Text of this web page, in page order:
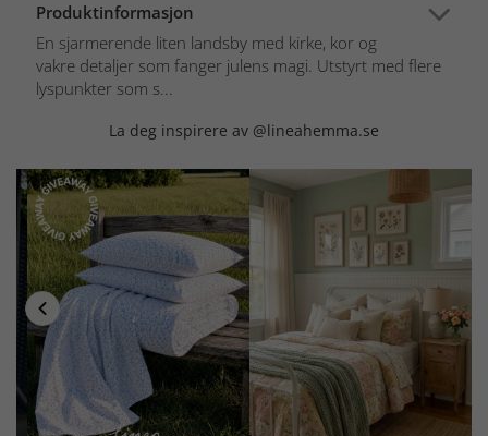
Produktinformasjon
En sjarmerende liten landsby med kirke, kor og
vakre detaljer som fanger julens magi. Utstyrt med flere
lyspunkter som s...
La deg inspirere av @lineahemma.se